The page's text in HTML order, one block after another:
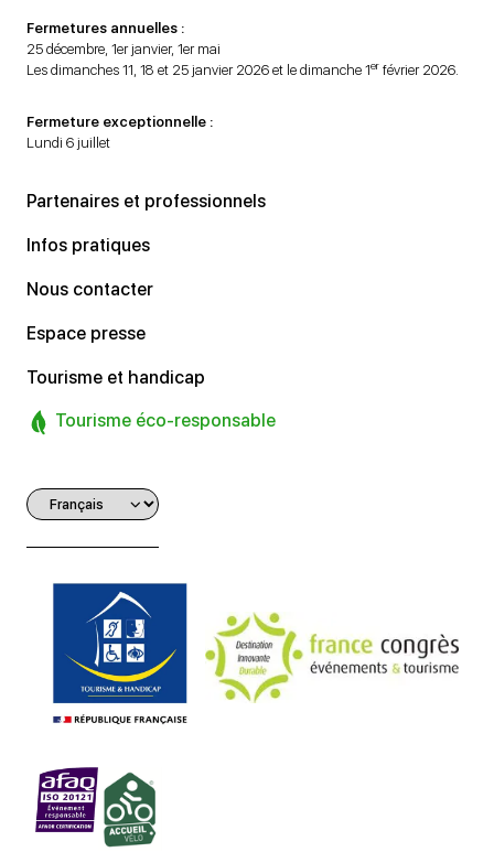
Fermetures annuelles :
25 décembre, 1er janvier, 1er mai
Les dimanches 11, 18 et 25 janvier 2026 et le dimanche 1er février 2026.
Fermeture exceptionnelle :
Lundi 6 juillet
Partenaires et professionnels
Infos pratiques
Nous contacter
Espace presse
Tourisme et handicap
Tourisme éco-responsable